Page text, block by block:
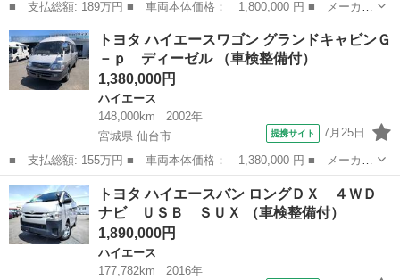
■ 支払総額: 189万円 ■ 車両本体価格： 1,800,000 円 ■ メーカー
名： トヨタ ■ 車種名： ハイエースバン ■ グレード名： Ｓロ
ングＤＸ ＧＬパッケージ ４ＷＤ・ナビ・Ｂカメラ・ＥＴＣ・ハイ
ルーフ ■...
岩手 紫波郡 ハイエース
トヨタ ハイエースワゴン グランドキャビンＧ
－ｐ ディーゼル （車検整備付）
1,380,000円
ハイエース
148,000km
2002年
宮城県 仙台市
提携サイト 7月25日
■ 支払総額: 155万円 ■ 車両本体価格： 1,380,000 円 ■ メーカー
名： トヨタ ■ 車種名： ハイエースワゴン ■ グレード名： グ
ランドキャビンＧ－ｐ ディーゼル ■ 排気量： 3000cc ■ ドア
枚...
宮城 仙台市 ハイエース
トヨタ ハイエースバン ロングＤＸ ４ＷＤ
ナビ ＵＳＢ ＳＵＸ （車検整備付）
1,890,000円
ハイエース
177,782km
2016年